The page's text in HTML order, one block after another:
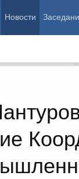
Новости